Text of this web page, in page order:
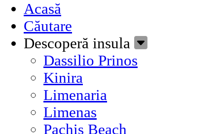
Acasă
Căutare
Descoperă insula
Dassilio Prinos
Kinira
Limenaria
Limenas
Pachis Beach